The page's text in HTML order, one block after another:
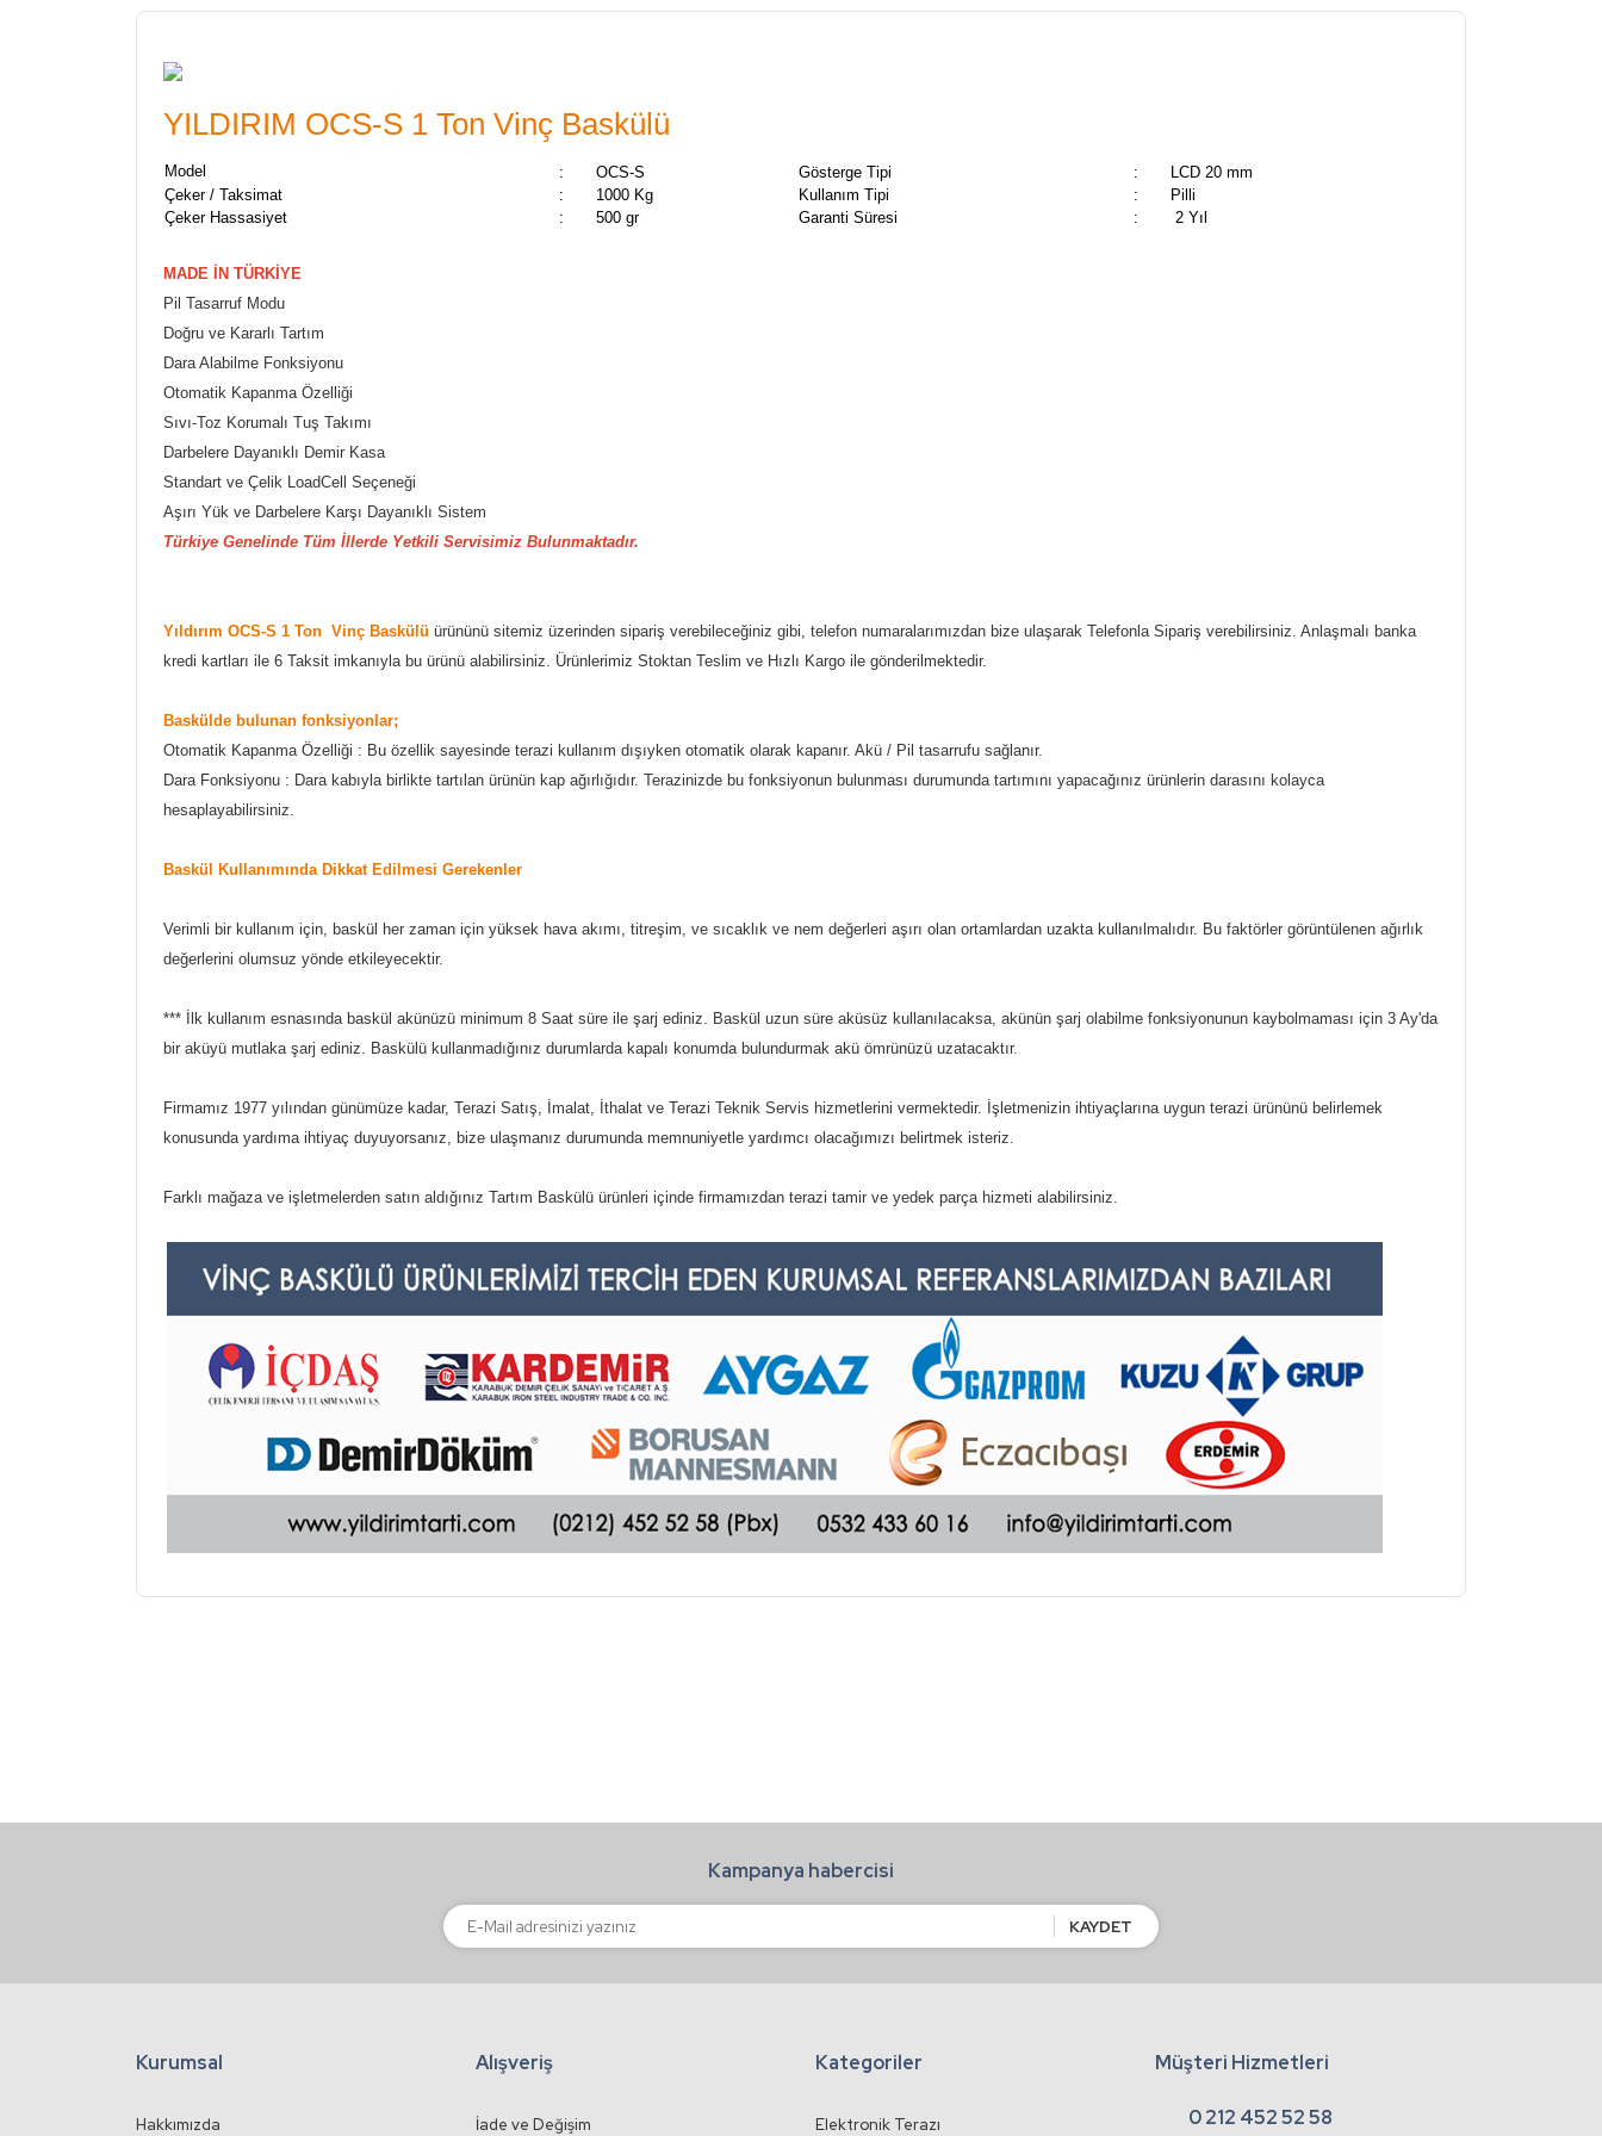
YILDIRIM OCS-S 1 Ton Vinç Baskülü
Model : OCS-S Gösterge Tipi :
LCD 20 mm
Çeker / Taksimat
: 1000 Kg Kullanım Tipi :
Pilli
Çeker Hassasiyet
: 500 gr Garanti Süresi : 2 Yıl
MADE İN TÜRKİYE
Pil Tasarruf Modu
Doğru ve Kararlı Tartım
Dara Alabilme Fonksiyonu
Otomatik Kapanma Özelliği
Sıvı-Toz Korumalı Tuş Takımı
Darbelere Dayanıklı Demir Kasa
Standart ve Çelik LoadCell Seçeneği
Aşırı Yük ve Darbelere Karşı Dayanıklı Sistem
Türkiye Genelinde Tüm İllerde Yetkili Servisimiz Bulunmaktadır.
Yıldırım OCS-S 1 Ton Vinç Baskülü ürününü sitemiz üzerinden sipariş verebileceğiniz gibi, telefon numaralarımızdan bize ulaşarak Telefonla Sipariş verebilirsiniz. Anlaşmalı banka
kredi kartları ile 6 Taksit imkanıyla bu ürünü alabilirsiniz. Ürünlerimiz Stoktan Teslim ve Hızlı Kargo ile gönderilmektedir.
Baskülde bulunan fonksiyonlar;
Otomatik Kapanma Özelliği : Bu özellik sayesinde terazi kullanım dışıyken otomatik olarak kapanır. Akü / Pil tasarrufu sağlanır.
Dara Fonksiyonu : Dara kabıyla birlikte tartılan ürünün kap ağırlığıdır. Terazinizde bu fonksiyonun bulunması durumunda tartımını yapacağınız ürünlerin darasını kolayca
hesaplayabilirsiniz.
Baskül Kullanımında Dikkat Edilmesi Gerekenler
Verimli bir kullanım için, baskül her zaman için yüksek hava akımı, titreşim, ve sıcaklık ve nem değerleri aşırı olan ortamlardan uzakta kullanılmalıdır. Bu faktörler görüntülenen ağırlık
değerlerini olumsuz yönde etkileyecektir.
*** İlk kullanım esnasında baskül akünüzü minimum 8 Saat süre ile şarj ediniz. Baskül uzun süre aküsüz kullanılacaksa, akünün şarj olabilme fonksiyonunun kaybolmaması için 3 Ay'da
bir aküyü mutlaka şarj ediniz. Baskülü kullanmadığınız durumlarda kapalı konumda bulundurmak akü ömrünüzü uzatacaktır.
Firmamız 1977 yılından günümüze kadar, Terazi Satış, İmalat, İthalat ve Terazi Teknik Servis hizmetlerini vermektedir. İşletmenizin ihtiyaçlarına uygun terazi ürününü belirlemek
konusunda yardıma ihtiyaç duyuyorsanız, bize ulaşmanız durumunda memnuniyetle yardımcı olacağımızı belirtmek isteriz.
Farklı mağaza ve işletmelerden satın aldığınız Tartım Baskülü ürünleri içinde firmamızdan terazi tamir ve yedek parça hizmeti alabilirsiniz.
Görüş ve önerileriniz için teşekkür ederiz.
Kampanya habercisi
KAYDET
Kurumsal
Hakkımızda
Alışveriş
İade ve Değişim
Kategoriler
Elektronik Terazı
Müşteri Hizmetleri
0 212 452 52 58